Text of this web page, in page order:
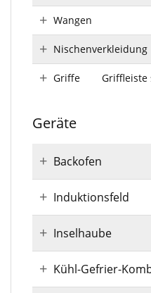
Wangen
Nischenverkleidung
Griffe Griffleiste
Geräte
Backofen
Induktionsfeld
Inselhaube
Kühl-Gefrier-